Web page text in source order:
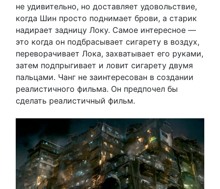
не удивительно, но доставляет удовольствие,
когда Шин просто поднимает брови, а старик
надирает задницу Локу. Самое интересное —
это когда он подбрасывает сигарету в воздух,
переворачивает Лока, захватывает его руками,
затем подпрыгивает и ловит сигарету двумя
пальцами. Чанг не заинтересован в создании
реалистичного фильма. Он предпочел бы
сделать реалистичный фильм.